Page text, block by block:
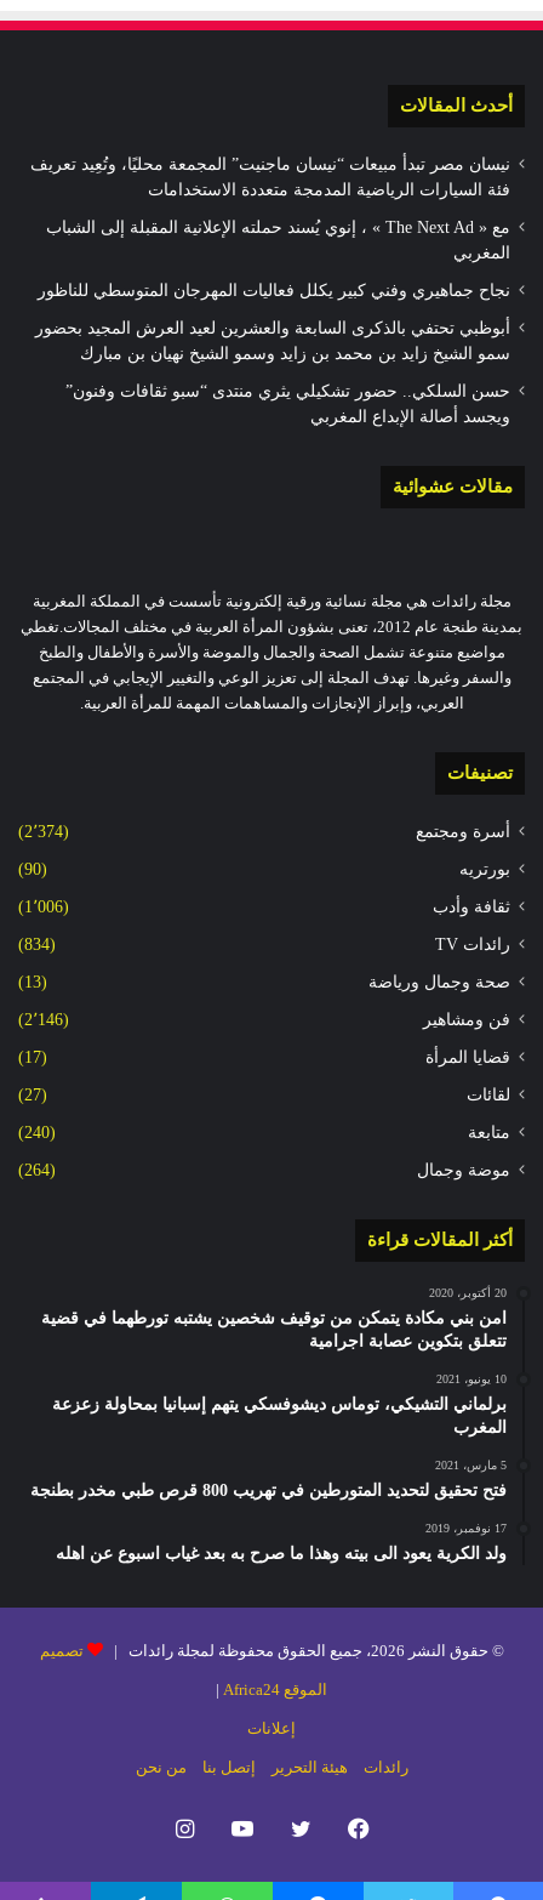
أحدث المقالات
نيسان مصر تبدأ مبيعات “نيسان ماجنيت” المجمعة محليًا، وتُعِيد تعريف
فئة السيارات الرياضية المدمجة متعددة الاستخدامات
مع « The Next Ad » ، إنوي يُسند حملته الإعلانية المقبلة إلى الشباب
المغربي
نجاح جماهيري وفني كبير يكلل فعاليات المهرجان المتوسطي للناظور
أبوظبي تحتفي بالذكرى السابعة والعشرين لعيد العرش المجيد بحضور
سمو الشيخ زايد بن محمد بن زايد وسمو الشيخ نهيان بن مبارك
حسن السلكي.. حضور تشكيلي يثري منتدى “سبو ثقافات وفنون”
ويجسد أصالة الإبداع المغربي
مقالات عشوائية
مجلة رائدات هي مجلة نسائية ورقية إلكترونية تأسست في المملكة المغربية
بمدينة طنجة عام 2012، تعنى بشؤون المرأة العربية في مختلف المجالات.تغطي
مواضيع متنوعة تشمل الصحة والجمال والموضة والأسرة والأطفال والطبخ
والسفر وغيرها. تهدف المجلة إلى تعزيز الوعي والتغيير الإيجابي في المجتمع
العربي، وإبراز الإنجازات والمساهمات المهمة للمرأة العربية.
تصنيفات
أسرة ومجتمع (2٬374)
بورتريه (90)
ثقافة وأدب (1٬006)
رائدات TV (834)
صحة وجمال ورياضة (13)
فن ومشاهير (2٬146)
قضايا المرأة (17)
لقائات (27)
متابعة (240)
موضة وجمال (264)
أكثر المقالات قراءة
20 أكتوبر، 2020
امن بني مكادة يتمكن من توقيف شخصين يشتبه تورطهما في قضية
تتعلق بتكوين عصابة اجرامية
10 يونيو، 2021
برلماني التشيكي، توماس ديشوفسكي يتهم إسبانيا بمحاولة زعزعة
المغرب
5 مارس، 2021
فتح تحقيق لتحديد المتورطين في تهريب 800 قرص طبي مخدر بطنجة
17 نوفمبر، 2019
ولد الكرية يعود الى بيته وهذا ما صرح به بعد غياب اسبوع عن اهله
© حقوق النشر 2026، جميع الحقوق محفوظة لمجلة رائدات | تصميم
الموقع Africa24 |
إعلانات
رائدات هيئة التحرير إتصل بنا من نحن
فيسبوك تويتر يوتيوبانستقرام